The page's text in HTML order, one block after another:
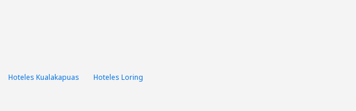
Hoteles Kualakapuas
Hoteles Loring